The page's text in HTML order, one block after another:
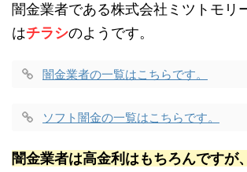
闇金業者である株式会社ミツトモリ
はチラシのようです。
闇金業者の一覧はこちらです。
ソフト闇金の一覧はこちらです。
闇金業者は高金利はもちろんですが